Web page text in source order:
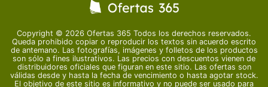
Copyright © 2026 Ofertas 365 Todos los derechos reservados.
Queda prohibido copiar o reproducir los textos sin acuerdo escrito
de antemano. Las fotografías, imágenes y folletos de los productos
son sólo a fines ilustrativos. Las precios con descuentos vienen de
distribuidores oficiales que figuran en este sitio. Las ofertas son
válidas desde y hasta la fecha de vencimiento o hasta agotar stock.
El objetivo de este sitio es informativo y no puede ser usado para